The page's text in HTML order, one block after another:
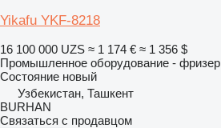
Yikafu YKF-8218
16 100 000 UZS ≈ 1 174 € ≈ 1 356 $
Промышленное оборудование - фризер
Состояние новый
Узбекистан, Ташкент
BURHAN
Связаться с продавцом